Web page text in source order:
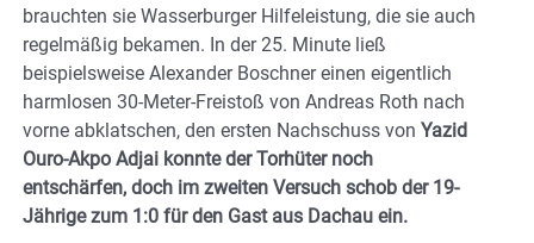
brauchten sie Wasserburger Hilfeleistung, die sie auch
regelmäßig bekamen. In der 25. Minute ließ
beispielsweise Alexander Boschner einen eigentlich
harmlosen 30-Meter-Freistoß von Andreas Roth nach
vorne abklatschen, den ersten Nachschuss von Yazid
Ouro-Akpo Adjai konnte der Torhüter noch
entschärfen, doch im zweiten Versuch schob der 19-
Jährige zum 1:0 für den Gast aus Dachau ein.